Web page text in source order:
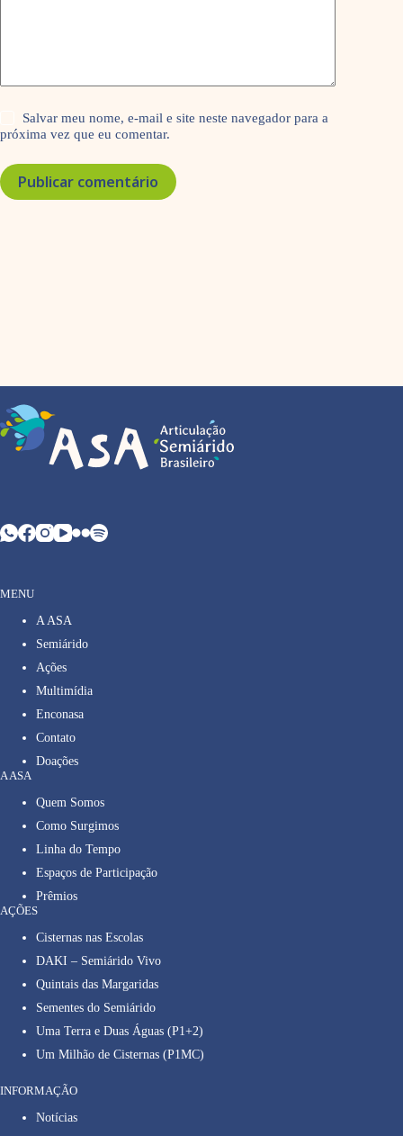
Salvar meu nome, e-mail e site neste navegador para a
próxima vez que eu comentar.
Publicar comentário
MENU
A ASA
Semiárido
Ações
Multimídia
Enconasa
Contato
Doações
A ASA
Quem Somos
Como Surgimos
Linha do Tempo
Espaços de Participação
Prêmios
AÇÕES
Cisternas nas Escolas
DAKI – Semiárido Vivo
Quintais das Margaridas
Sementes do Semiárido
Uma Terra e Duas Águas (P1+2)
Um Milhão de Cisternas (P1MC)
INFORMAÇÃO
Notícias